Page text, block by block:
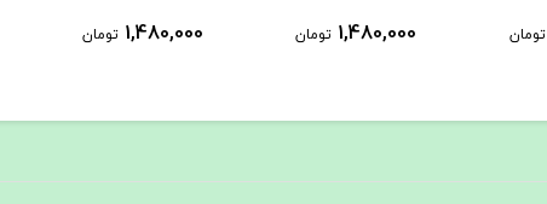
تومان 1,480,000 تومان 1,480,000 تومان